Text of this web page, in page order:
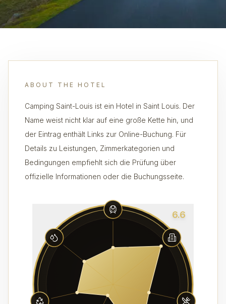
ABOUT THE HOTEL
Camping Saint-Louis ist ein Hotel in Saint Louis. Der
Name weist nicht klar auf eine große Kette hin, und
der Eintrag enthält Links zur Online-Buchung. Für
Details zu Leistungen, Zimmerkategorien und
Bedingungen empfiehlt sich die Prüfung über
offizielle Informationen oder die Buchungsseite.
6.6